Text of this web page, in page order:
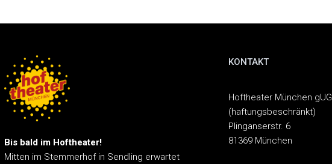
Bis bald im Hoftheater!
Mitten im Stemmerhof in Sendling erwartet
KONTAKT
Hoftheater München gUG
(haftungsbeschränkt)
Plinganserstr. 6
81369 München